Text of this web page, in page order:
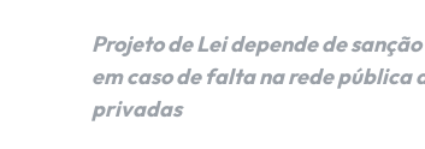
Projeto de Lei depende de
em caso de falta na rede
privadas